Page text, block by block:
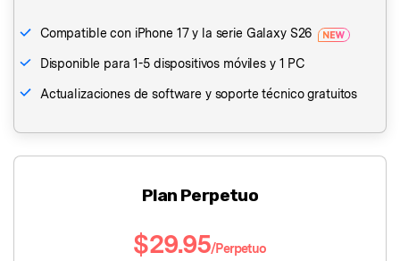
Compatible con iPhone 17 y la serie Galaxy S26
󠀰Disponible para 1-5 dispositivos móviles y 1 PC󠀲󠀩󠀤󠀥󠀩󠀦󠀣󠀤󠀳
Actualizaciones de software y soporte técnico gratuitos
Plan Perpetuo
$29.95/Perpetuo